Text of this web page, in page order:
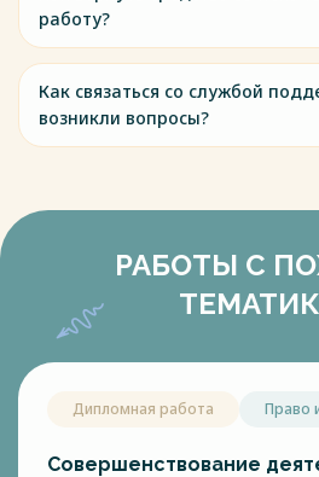
работу?
Как связаться со службой
возникли вопросы?
РАБОТЫ С
Дипломная работа Право
Совершенствование